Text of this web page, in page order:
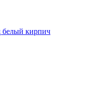
белый кирпич